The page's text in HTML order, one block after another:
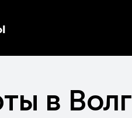
в